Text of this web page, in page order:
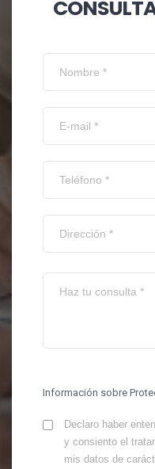
Información sobre
Declaro haber
y consiento el
mis datos de